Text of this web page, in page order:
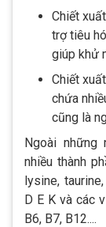
Chiết
trợ tiêu
giúp khử
Chiết
chứa
cũng là
Ngoài những
nhiều thành
lysine,
D E K và các
B6, B7, B12....